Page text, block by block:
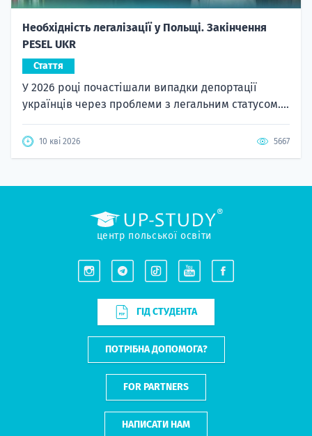
PESEL UKR
У 2026 році почастішали випадки депортації
українців через проблеми з легальним статусом....
10 кві 2026 5667
центр польської освіти
ГІД СТУДЕНТА
ПОТРІБНА ДОПОМОГА?
FOR PARTNERS
НАПИСАТИ НАМ
Резюмувати за допомогою ШІ